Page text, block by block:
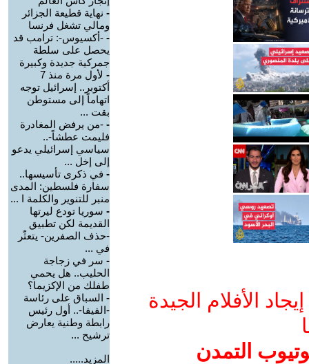
الأفلام الجيدة
التمدن
- نهاية قطيعة الجزائر
ومالي تشغل فرنسا
- -أكسيوس-: ترامب قد
يحصل على سلطة
جمركية جديدة وكبيرة
-
لأول مرة منذ 7
أكتوبر.. إسرائيل توجه
اتهاماً إلى مستوطن
بقت ...
- -من يرفض المغادرة
فليمت عطشاً-..
سياسي إسرائيلي يدعو
إلى إخل ...
- في ذكرى تأسيسها..
سفارة فلسطين: المدى
منبر للتنوير والكلمة ا ...
- سوريا تودع ليرتها
القديمة لكن تطبيق
-حذف الصفرين- يتعثّر
في ...
- سر في زجاجة
الحليب.. هل يحمي
طفلك من الإكزيما؟
- السباق على رئاسة
-الفيفا-.. أول رئيس
رابطة وطنية يعارض
ترشيح ...
المزيد.....